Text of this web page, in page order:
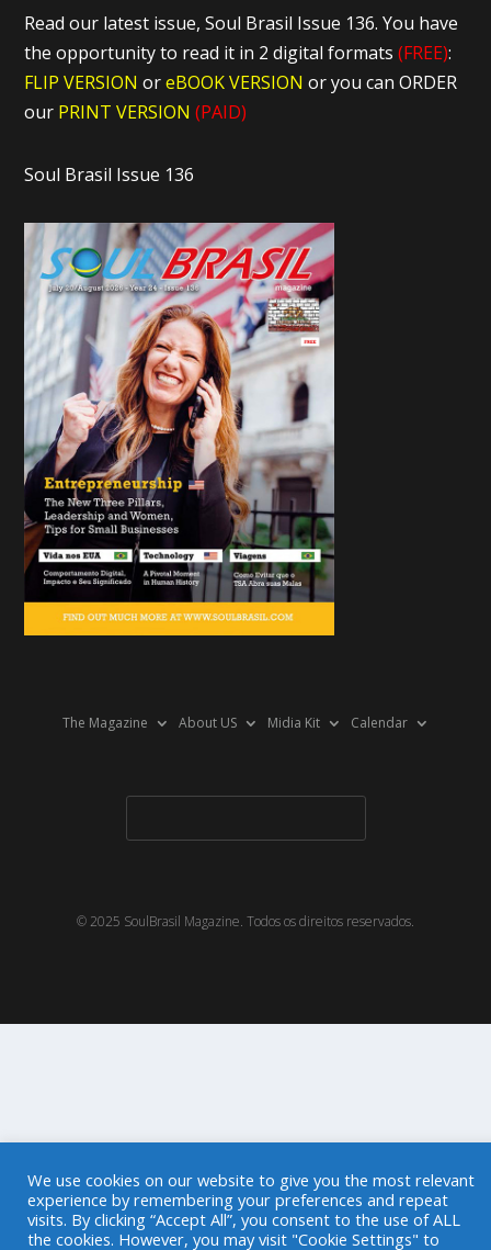
Read our latest issue, Soul Brasil Issue 136. You have
the opportunity to read it in 2 digital formats(FREE):
FLIP VERSION oreBOOK VERSIONor you can ORDER
our PRINT VERSION (PAID)
Soul Brasil Issue 136
The Magazine About US Midia Kit Calendar
© 2025 SoulBrasil Magazine. Todos os direitos reservados.
We use cookies on our website to give you the most relevant
experience by remembering your preferences and repeat
visits. By clicking “Accept All”, you consent to the use of ALL
the cookies. However, you may visit "Cookie Settings" to